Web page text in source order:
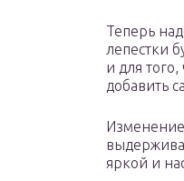
Теперь
лепестки
и для
добавить
яркой и